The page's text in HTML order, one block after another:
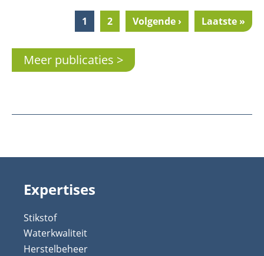
Current
page
1 Pagina
2
Next
page
Volgende ›
Last
page
Laatste »
Meer publicaties
Expertises
Stikstof
Waterkwaliteit
Herstelbeheer